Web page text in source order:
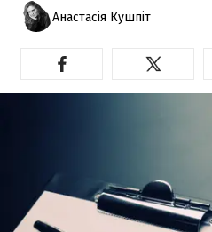
Анастасія Кушпіт